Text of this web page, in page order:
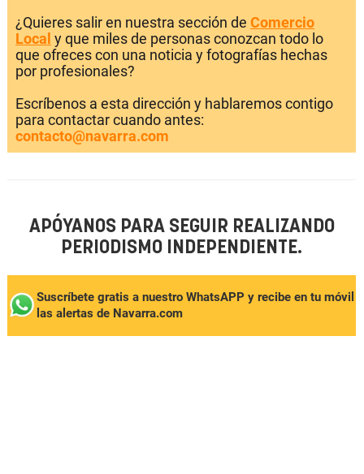
¿Quieres salir en nuestra sección de Comercio
Local y que miles de personas conozcan todo lo
que ofreces con una noticia y fotografías hechas
por profesionales?
Escríbenos a esta dirección y hablaremos contigo
para contactar cuando antes:
contacto@navarra.com
APÓYANOS PARA SEGUIR REALIZANDO
PERIODISMO INDEPENDIENTE.
Suscríbete gratis a nuestro WhatsAPP y recibe en tu móvil
las alertas de Navarra.com